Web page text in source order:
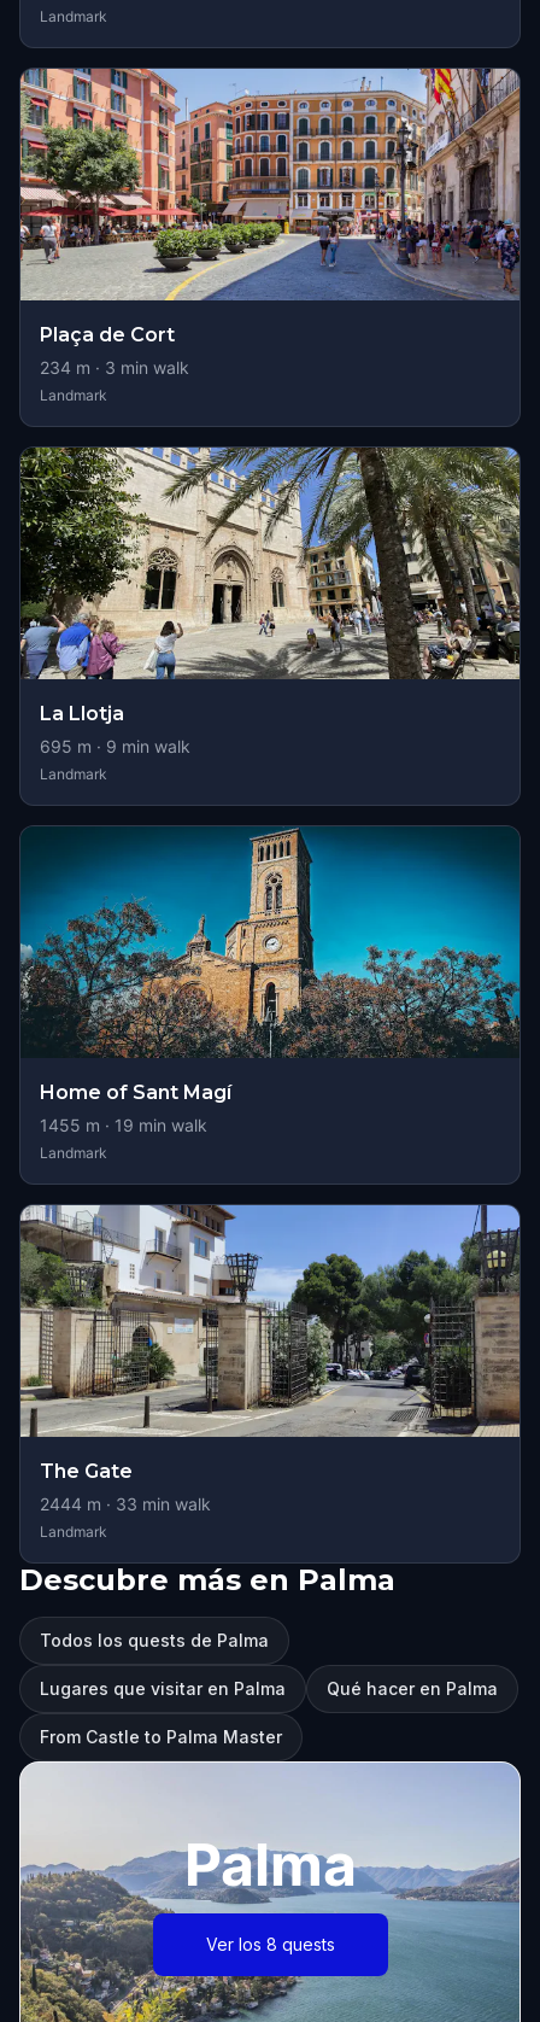
Landmark
Plaça de Cort
234 m · 3 min walk
Landmark
La Llotja
695 m · 9 min walk
Landmark
Home of Sant Magí
1455 m · 19 min walk
Landmark
The Gate
2444 m · 33 min walk
Landmark
Descubre más en Palma
Todos los quests de Palma
Lugares que visitar en Palma Qué hacer en Palma
From Castle to Palma Master
Palma
Ver los 8 quests